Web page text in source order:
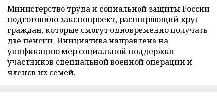
Министерство труда и социальной защиты России
подготовило законопроект, расширяющий круг
граждан, которые смогут одновременно получать
две пенсии. Инициатива направлена на
унификацию мер социальной поддержки
участников специальной военной операции и
членов их семей.